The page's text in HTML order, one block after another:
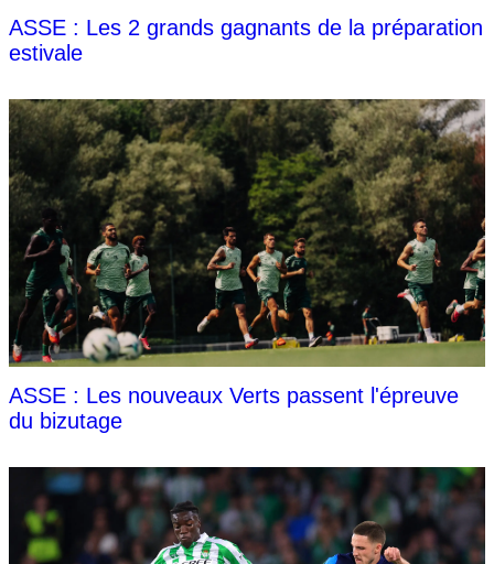
ASSE : Les 2 grands gagnants de la préparation
estivale
ASSE : Les nouveaux Verts passent l'épreuve
du bizutage